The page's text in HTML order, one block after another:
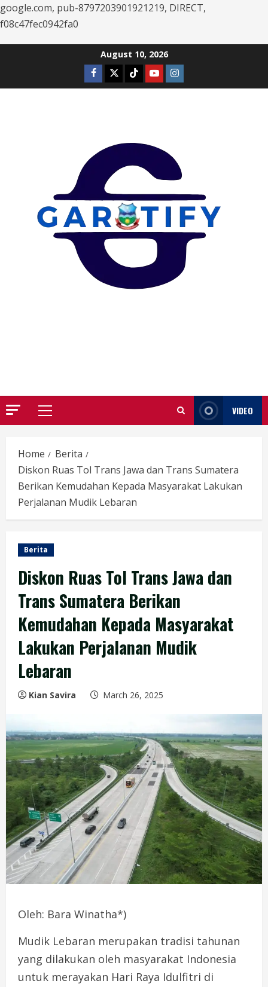
google.com, pub-8797203901921219, DIRECT,
f08c47fec0942fa0
August 10, 2026
Facebook
TwitterTiktokYoutubeInstagram
Primary
VIDEO
Home
Berita
Diskon Ruas Tol Trans Jawa dan Trans Sumatera
Berikan Kemudahan Kepada Masyarakat Lakukan
Perjalanan Mudik Lebaran
Berita
Diskon Ruas Tol Trans Jawa dan
Trans Sumatera Berikan
Kemudahan Kepada Masyarakat
Lakukan Perjalanan Mudik
Lebaran
Kian Savira March 26, 2025
Oleh: Bara Winatha*)
Mudik Lebaran merupakan tradisi tahunan
yang dilakukan oleh masyarakat Indonesia
untuk merayakan Hari Raya Idulfitri di